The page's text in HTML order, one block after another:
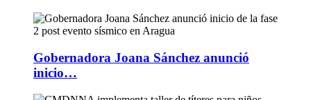
Gobernadora Joana Sánchez anunció
inicio…